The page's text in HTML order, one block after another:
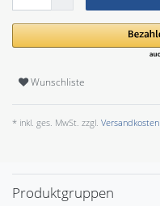
Wunschliste
* inkl. ges. MwSt. zzgl. Versandkosten
Produktgruppen